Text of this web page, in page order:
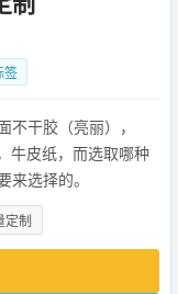
签
干胶（亮丽），
牛皮纸，而选取哪种
选择的。
定制